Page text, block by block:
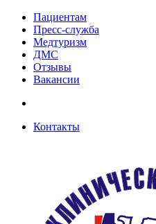
Пациентам
Пресс-служба
Медтуризм
ДМС
Отзывы
Вакансии
Контакты